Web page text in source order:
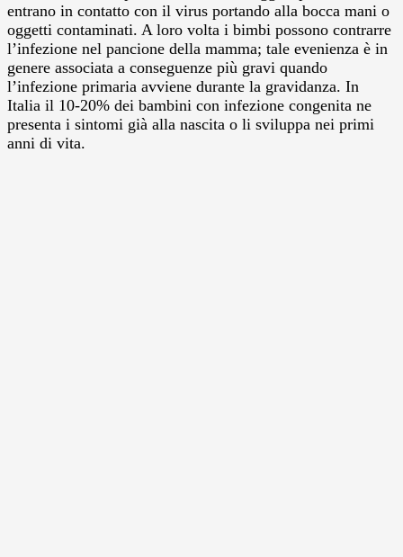
entrano in contatto con il virus portando alla bocca mani o
oggetti contaminati. A loro volta i bimbi possono contrarre
l’infezione nel pancione della mamma; tale evenienza è in
genere associata a conseguenze più gravi quando
l’infezione primaria avviene durante la gravidanza. In
Italia il 10-20% dei bambini con infezione congenita ne
presenta i sintomi già alla nascita o li sviluppa nei primi
anni di vita.